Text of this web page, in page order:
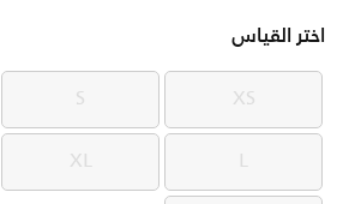
اختر القياس
XS
XS
S
S
L
L
XL
XL